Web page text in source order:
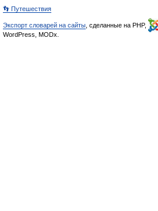
👣 Путешествия
Экспорт словарей на сайты , сделанные на PHP,
WordPress, MODx.